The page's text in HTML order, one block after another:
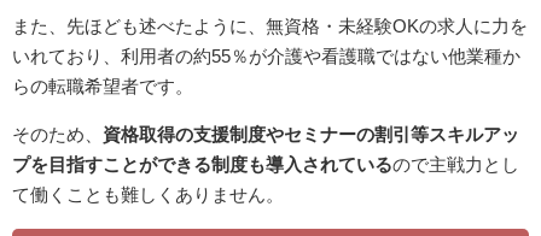
また、先ほども述べたように、無資格・未経験OKの求人に力を
いれており、利用者の約55％が介護や看護職ではない他業種か
らの転職希望者です。
そのため、 資格取得の支援制度やセミナーの割引等スキルアッ
プを目指すことができる制度も導入されているので主戦力とし
て働くことも難しくありません。